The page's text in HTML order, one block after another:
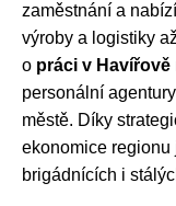
zaměstnání a nabízí
výroby a logistiky
o práci v Havířově
personální
městě. Díky
ekonomice regionu
brigádnících i